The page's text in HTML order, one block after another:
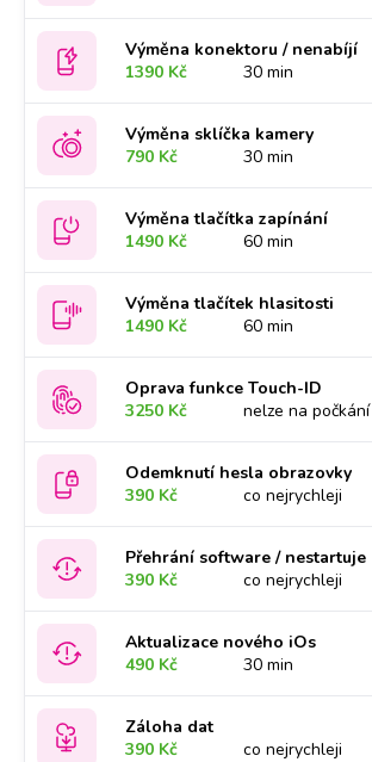
Výměna konektoru / nenabíjí
1390 Kč
30 min
Výměna sklíčka kamery
790 Kč
30 min
Výměna tlačítka zapínání
1490 Kč
60 min
Výměna tlačítek hlasitosti
1490 Kč
60 min
Oprava funkce Touch-ID
3250 Kč
nelze na počkání
Odemknutí hesla obrazovky
390 Kč
co nejrychleji
Přehrání software / nestartuje
390 Kč
co nejrychleji
Aktualizace nového iOs
490 Kč
30 min
Záloha dat
390 Kč
co nejrychleji